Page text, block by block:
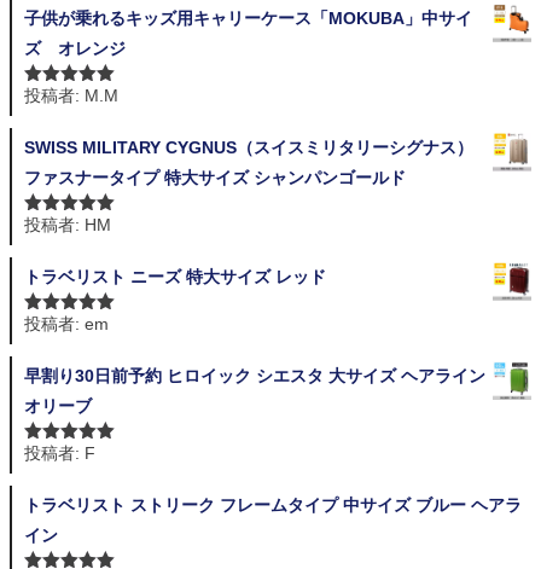
子供が乗れるキッズ用キャリーケース「MOKUBA」中サイ
ズ オレンジ
5段階中 5の
投稿者: M.M
SWISS MILITARY CYGNUS（スイスミリタリーシグナス）
ファスナータイプ 特大サイズ シャンパンゴールド
5段階中 5の
投稿者: HM
トラベリスト ニーズ 特大サイズ レッド
5段階中 5の
投稿者: em
早割り30日前予約 ヒロイック シエスタ 大サイズ ヘアライン
オリーブ
5段階中 5の
投稿者: F
トラベリスト ストリーク フレームタイプ 中サイズ ブルー ヘアラ
イン